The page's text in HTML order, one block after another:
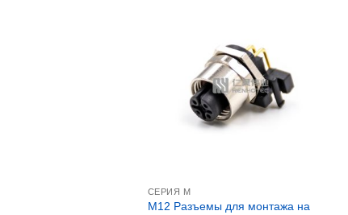
СЕРИЯ М
M12 Разъемы для монтажа на